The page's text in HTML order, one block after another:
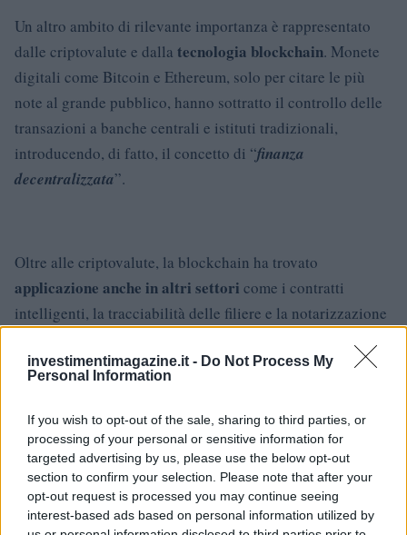
investimentimagazine.it - Do Not Process My
Personal Information
If you wish to opt-out of the sale, sharing to third parties, or
processing of your personal or sensitive information for
targeted advertising by us, please use the below opt-out
section to confirm your selection. Please note that after your
opt-out request is processed you may continue seeing
interest-based ads based on personal information utilized by
Un altro ambito di rilevante importanza è rappresentato
dalle criptovalute e dalla tecnologia blockchain. Monete
digitali come Bitcoin e Ethereum, solo per citare le più
note al grande pubblico, hanno sottratto il controllo delle
transazioni a banche centrali e istituti tradizionali,
introducendo, di fatto, il concetto di “finanza
decentralizzata”.
Oltre alle criptovalute, la blockchain ha trovato
applicazione anche in altri settori come i contratti
intelligenti, la tracciabilità delle filiere e la notarizzazione
sicurezza e trasparenzache diminuisce sensibilmente il
alla regolamentazione e sostenibilità.
AUTORE
Redazione